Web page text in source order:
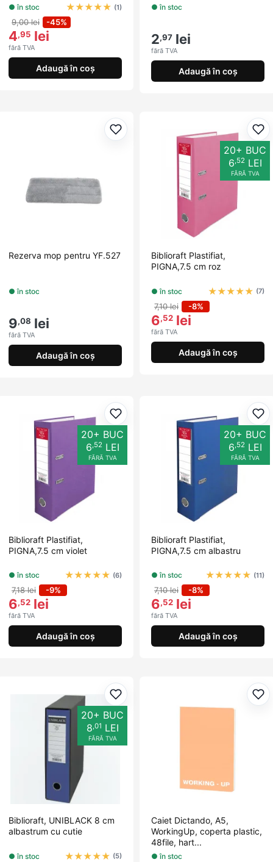
● în stoc ★★★★★ (1)
9,00 lei -45%
4,95 lei
fără TVA
Adaugă în coș
● în stoc
2,97 lei
fără TVA
Adaugă în coș
Adaugă la favorite
Rezerva mop pentru YF.527
● în stoc
9,08 lei
fără TVA
Adaugă în coș
20+ BUC
6,52LEI
FĂRĂ TVA
Biblioraft Plastifiat,
PIGNA,7.5 cm roz
● în stoc ★★★★★ (7)
7,10 lei -8%
6,52 lei
fără TVA
Adaugă în coș
Adaugă la favorite
20+ BUC
6,52LEI
FĂRĂ TVA
Biblioraft Plastifiat,
PIGNA,7.5 cm violet
● în stoc ★★★★★ (6)
7,18 lei -9%
6,52 lei
fără TVA
Adaugă în coș
20+ BUC
6,52LEI
FĂRĂ TVA
Biblioraft Plastifiat,
PIGNA,7.5 cm albastru
● în stoc ★★★★★ (11)
7,10 lei -8%
6,52 lei
fără TVA
Adaugă în coș
Adaugă la favorite
20+ BUC
8 ,01 LEI
FĂRĂ TVA
Biblioraft, UNIBLACK 8 cm
albastrum cu cutie
● în stoc ★★★★★ (5)
Caiet Dictando, A5,
WorkingUp, coperta plastic,
48file, hart...
● în stoc